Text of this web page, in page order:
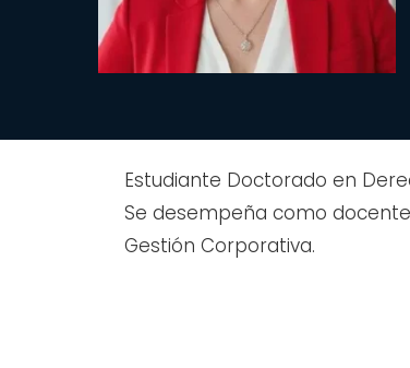
Estudiante Doctorado en
Se desempeña como
Gestión Corporativa.